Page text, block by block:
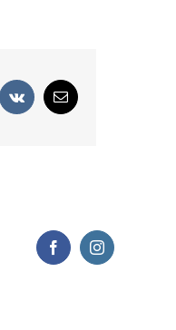
Vk
Correo
electrónico
FacebookInstagram